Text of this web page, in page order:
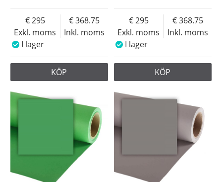
Exkl. moms
295
Inkl. moms
368.75
I lager
KÖP
Exkl. moms
295
Inkl. moms
368.75
I lager
KÖP